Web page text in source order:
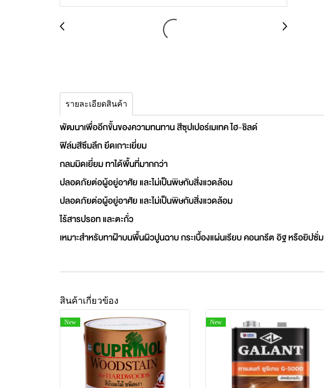
รายละเอียดสินค้า
พัฒนาเพื่ออีกขั้นของความทนทาน สีซุปเปอร์เมเทค ไฮ-ชิลด์
ฟิล์มสีซึมลึก ยึดเกาะเยี่ยม
กลมมิดเยี่ยม ทาได้พื้นที่มากกว่า
ปลอดภัยต่อผู้อยู่อาศัย และไม่เป็นพิษกับสิ่งแวดล้อม
ปลอดภัยต่อผู้อยู่อาศัย และไม่เป็นพิษกับสิ่งแวดล้อม
ไร้สารปรอท และตะกั่ว
เหมาะสำหรับทาฝ้าบนพื้นผิวปูนฉาบ กระเบื้องแผ่นเรียบ คอนกรีต อิฐ หรือยิปซั่ม
สินค้าเกี่ยวข้อง
New New